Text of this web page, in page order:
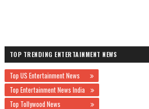
TOP TRENDING ENTERTAINMENT NEWS
Top US Entertainment News
Top Entertainment News India
Top Tollywood News